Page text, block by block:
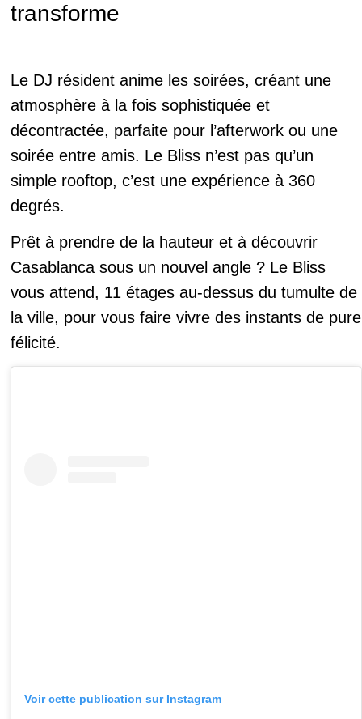
transforme
Le DJ résident anime les soirées, créant une
atmosphère à la fois sophistiquée et
décontractée, parfaite pour l’afterwork ou une
soirée entre amis. Le Bliss n’est pas qu’un
simple rooftop, c’est une expérience à 360
degrés.
Prêt à prendre de la hauteur et à découvrir
Casablanca sous un nouvel angle ? Le Bliss
vous attend, 11 étages au-dessus du tumulte de
la ville, pour vous faire vivre des instants de pure
félicité.
Voir cette publication sur Instagram